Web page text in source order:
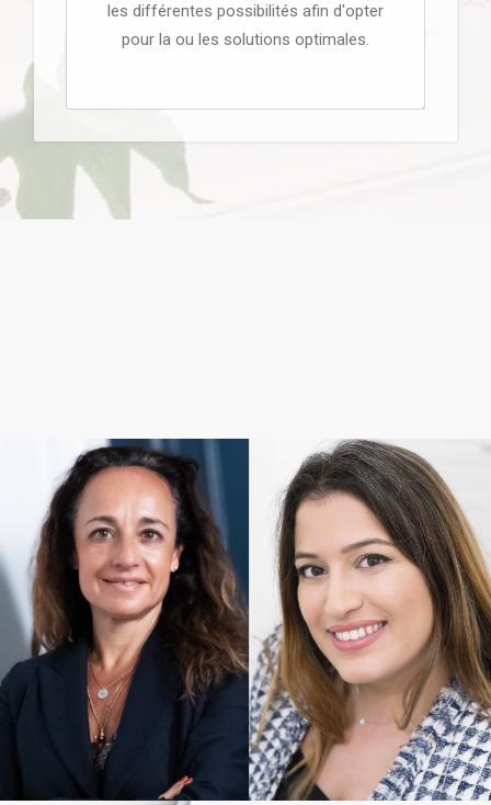
les différentes possibilités afin d'opter
pour la ou les solutions optimales.